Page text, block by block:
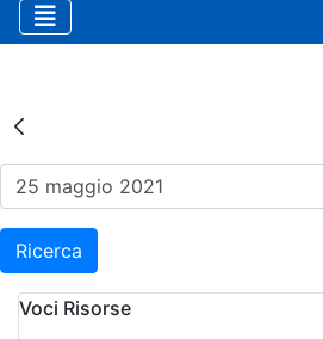
Risultati della
Ricerca
Voci Risorse